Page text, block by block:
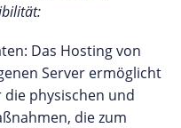
Das Hosting von
Server ermöglicht
physischen und
die zum